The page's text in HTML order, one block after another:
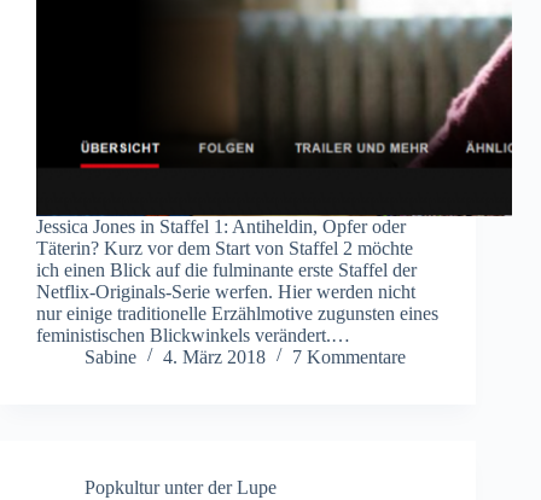
Jessica Jones in Staffel 1: Antiheldin, Opfer oder
Täterin? Kurz vor dem Start von Staffel 2 möchte
ich einen Blick auf die fulminante erste Staffel der
Netflix-Originals-Serie werfen. Hier werden nicht
nur einige traditionelle Erzählmotive zugunsten eines
feministischen Blickwinkels verändert.…
Sabine
4. März 2018 7 Kommentare
Popkultur unter der Lupe